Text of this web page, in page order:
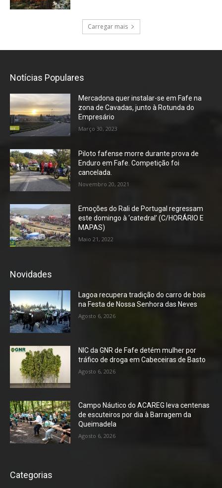
Carregar mais
Notícias Populares
Mercadona quer instalar-se em Fafe na
zona de Cavadas, junto à Rotunda do
Empresário
Março 30, 2023
Piloto fafense morre durante prova de
Enduro em Fafe. Competição foi
cancelada.
Novembro 20, 2021
Emoções do Rali de Portugal regressam
este domingo à ‘catedral’ (C/HORÁRIO E
MAPAS)
Maio 21, 2022
Novidades
Lagoa recupera tradição do carro de bois
na Festa de Nossa Senhora das Neves
Agosto 6, 2026
NIC da GNR de Fafe detém mulher por
tráfico de droga em Cabeceiras de Basto
Agosto 6, 2026
Campo Náutico do ACAREG leva centenas
de escuteiros por dia à Barragem da
Queimadela
Agosto 6, 2026
Categorias